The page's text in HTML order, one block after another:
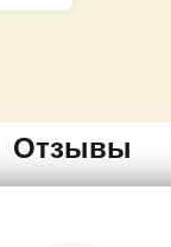
Отзывы